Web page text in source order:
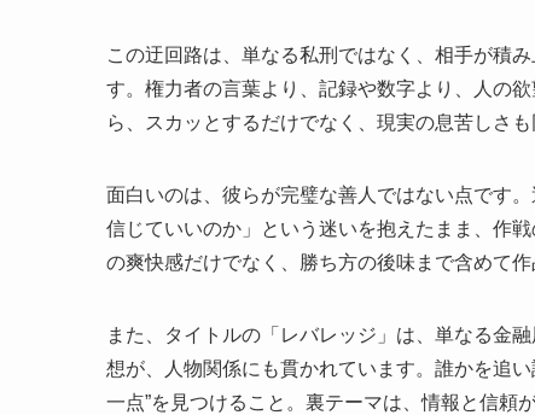
この迂回路は、単なる私刑ではなく、相手が積
す。権力者の言葉より、記録や数字より、人の
ら、スカッとするだけでなく、現実の息苦しさも
面白いのは、彼らが完璧な善人ではない点です
信じていいのか」という迷いを抱えたまま、作
の爽快感だけでなく、勝ち方の後味まで含めて作
また、タイトルの「レバレッジ」は、単なる金
想が、人物関係にも貫かれています。誰かを追
一点”を見つけること。裏テーマは、情報と信頼